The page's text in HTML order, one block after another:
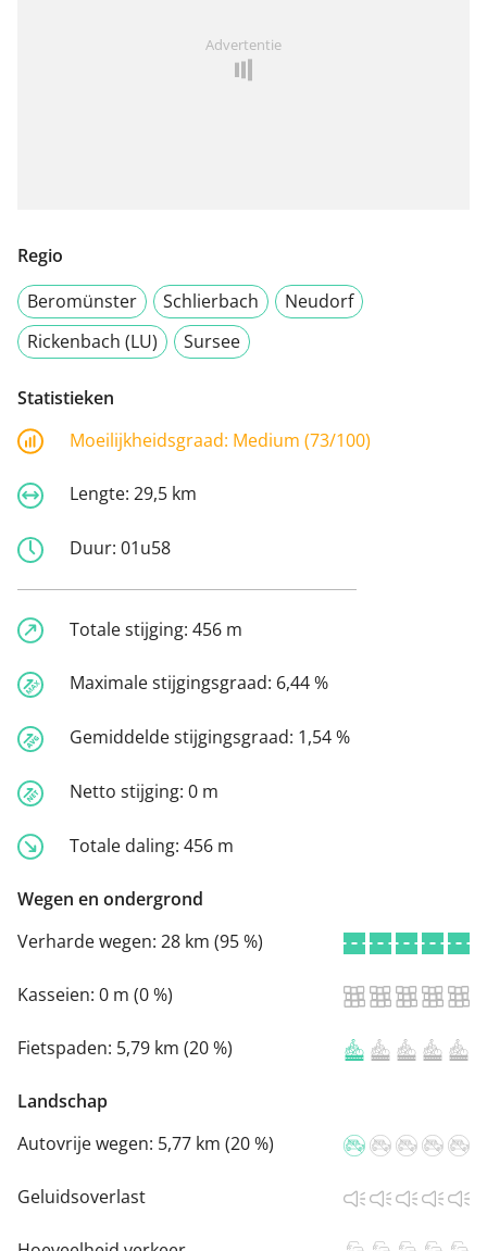
Advertentie
Regio
Beromünster
Schlierbach
Neudorf
Rickenbach (LU)
Sursee
Statistieken
Moeilijkheidsgraad: Medium (73/100)
Lengte: 29,5 km
Duur: 01u58
Totale stijging: 456 m
Maximale stijgingsgraad: 6,44 %
Gemiddelde stijgingsgraad: 1,54 %
Netto stijging: 0 m
Totale daling: 456 m
Wegen en ondergrond
Verharde wegen: 28 km (95 %)
Kasseien: 0 m (0 %)
Fietspaden: 5,79 km (20 %)
Landschap
Autovrije wegen: 5,77 km (20 %)
Geluidsoverlast